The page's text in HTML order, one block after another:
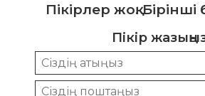
Пікірлер жоқ.
Пікір